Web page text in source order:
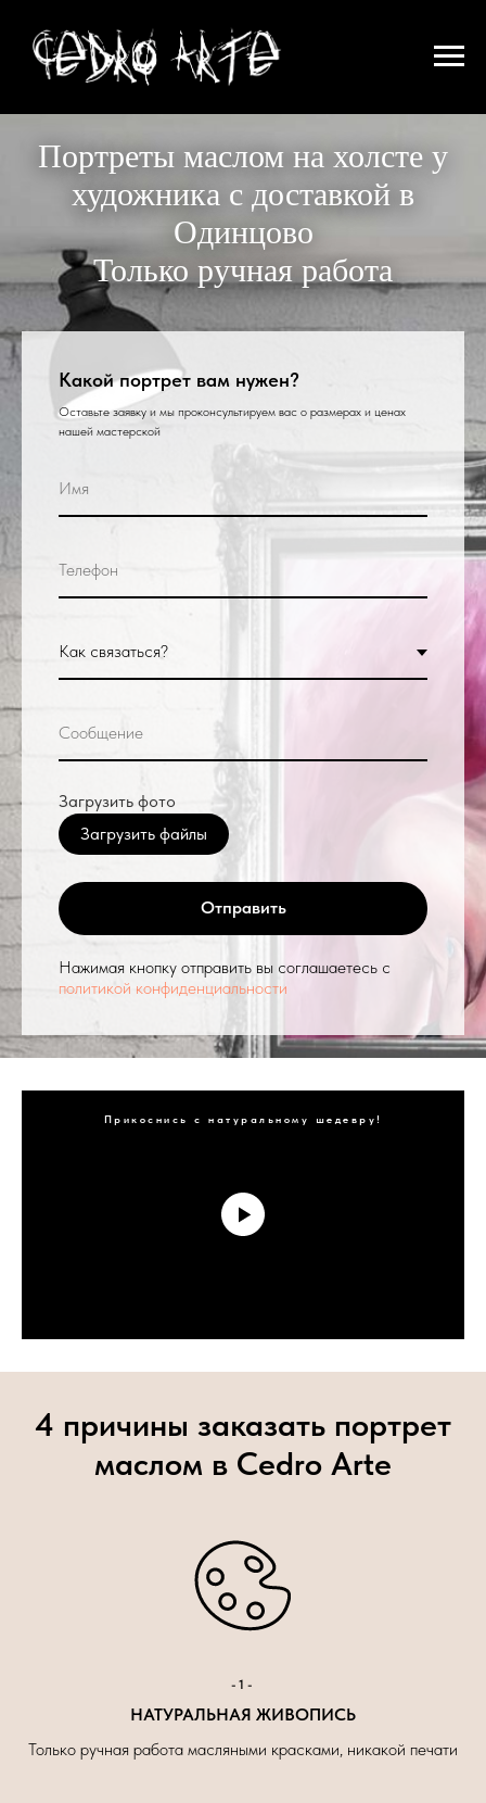
Портреты маслом на холсте у
художника с доставкой в
Одинцово
Только ручная работа
Какой портрет вам нужен?
Оставьте заявку и мы проконсультируем вас о размерах и ценах
нашей мастерской
Загрузить фото
Загрузить файлы
Отправить
Нажимая кнопку отправить вы соглашаетесь с
политикой конфиденциальности
Прикоснись с натуральному шедевру!
4 причины заказать портрет
маслом в Cedro Arte
-1-
НАТУРАЛЬНАЯ ЖИВОПИСЬ
Только ручная работа масляными красками, никакой печати